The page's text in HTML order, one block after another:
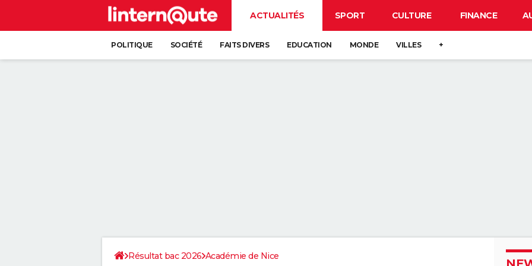
ACTUALITÉS SPORT CULTURE FINANCE
POLITIQUE SOCIÉTÉ FAITS DIVERS EDUCATION MONDE VILLES +
Résultat bac 2026 Académie de Nice